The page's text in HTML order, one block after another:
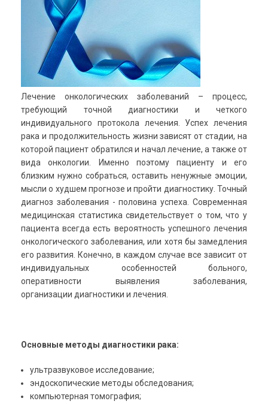
Лечение онкологических заболеваний – процесс,
требующий точной диагностики и четкого
индивидуального протокола лечения. Успех лечения
рака и продолжительность жизни зависят от стадии, на
которой пациент обратился и начал лечение, а также от
вида онкологии. Именно поэтому пациенту и его
близким нужно собраться, оставить ненужные эмоции,
мысли о худшем прогнозе и пройти диагностику. Точный
диагноз заболевания - половина успеха. Современная
медицинская статистика свидетельствует о том, что у
пациента всегда есть вероятность успешного лечения
онкологического заболевания, или хотя бы замедления
его развития. Конечно, в каждом случае все зависит от
индивидуальных особенностей больного,
оперативности выявления заболевания,
организации диагностики и лечения.
Основные методы диагностики рака:
ультразвуковое исследование;
эндоскопические методы обследования;
компьютерная томография;